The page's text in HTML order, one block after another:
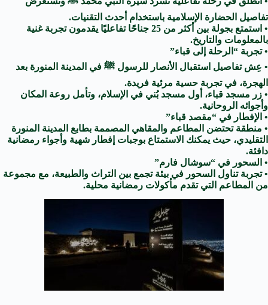
تفاصيل الحضارة الإسلامية باستخدام أحدث التقنيات.
• استمتع بجولة بين أكثر من 25 جناحًا تفاعليًا يقدمون تجربة غنية
بالمعلومات والتاريخ.
• تجربة “الرحلة إلى قباء”
• عِش تفاصيل استقبال الأنصار للرسول ﷺ في المدينة المنورة بعد
الهجرة، في تجربة حسية مرئية فريدة.
• زر مسجد قباء، أول مسجد بُني في الإسلام، وتأمل روعة المكان
وأجوائه الروحانية.
• الإفطار في “مقصد قباء”
• منطقة تحتضن المطاعم والمقاهي المصممة بطابع المدينة المنورة
التقليدي، حيث يمكنك الاستمتاع بوجبات إفطار شهية وأجواء رمضانية
دافئة.
• السحور في “سوشال فارم”
• تجربة تناول السحور في بيئة تجمع بين التراث والطبيعة، مع مجموعة
من المطاعم التي تقدم مأكولات رمضانية محلية.